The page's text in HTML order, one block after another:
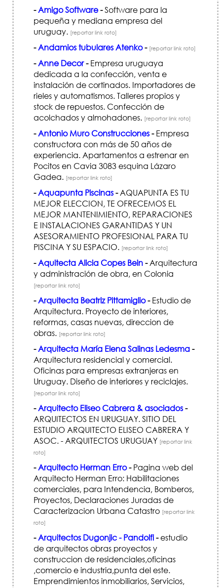
-Amigo Software-Software para la
pequeña y mediana empresa del
uruguay. [reportar link roto]
-Andamios tubulares Atenko- [reportar link roto]
-Anne Decor-Empresa uruguaya
dedicada a la confección, venta e
instalación de cortinados. Importadores de
rieles y automatismos. Talleres propios y
stock de repuestos. Confección de
acolchados y almohadones. [reportar link roto]
-Antonio Muro Construcciones-Empresa
constructora con más de 50 años de
experiencia. Apartamentos a estrenar en
Pocitos en Cavia 3083 esquina Lázaro
Gadea. [reportar link roto]
-Aquapunta Piscinas-AQUAPUNTA ES TU
MEJOR ELECCION, TE OFRECEMOS EL
MEJOR MANTENIMIENTO, REPARACIONES
E INSTALACIONES GARANTIDAS Y UN
ASESORAMIENTO PROFESIONAL PARA TU
PISCINA Y SU ESPACIO. [reportar link roto]
-Aquitecta Alicia Copes Bein-Arquitectura
y administración de obra, en Colonia
[reportar link roto]
-Arquitecta Beatriz Pittamiglio-Estudio de
Arquitectura. Proyecto de interiores,
reformas, casas nuevas, direccion de
obras. [reportar link roto]
-Arquitecta María Elena Salinas Ledesma-
Arquitectura residencial y comercial.
Oficinas para empresas extranjeras en
Uruguay. Diseño de interiores y reciclajes.
[reportar link roto]
-Arquitecto Eliseo Cabrera & asociados-
ARQUITECTOS EN URUGUAY. SITIO DEL
ESTUDIO ARQUITECTO ELISEO CABRERA Y
ASOC. - ARQUITECTOS URUGUAY [reportar link
roto]
-Arquitecto Herman Erro-Pagina web del
Arquitecto Herman Erro: Habilitaciones
comerciales, para Intendencia, Bomberos,
Proyectos, Declaraciones Juradas de
Caracterizacion Urbana Catastro [reportar link
roto]
-Arquitectos Dugonjic - Pandolfi-estudio
de arquitectos obras proyectos y
construccion de residenciales,oficinas
,comercio e industria,punta del este.
Emprendimientos inmobiliarios, Servicios,